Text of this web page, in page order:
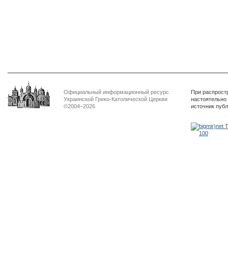
Официальный информационный ресурс
Украинской Греко-Католической Церкви
©2004–2026
При
источник